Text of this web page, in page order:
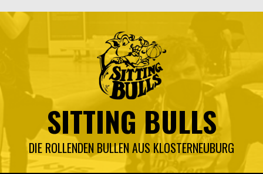
zum
Inhalt
SITTING BULLS
DIE ROLLENDEN BULLEN AUS KLOSTERNEUBURG